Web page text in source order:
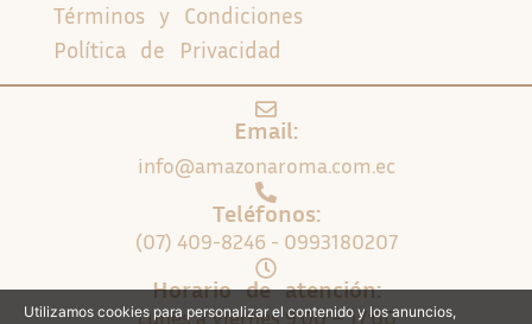
Términos y Condiciones
Política de Privacidad
Email:
info@amazonaroma.com.ec
Teléfonos:
(07) 409-8246 - 0993180207
Horario de atención:
Lunes a Viernes 9:00 – 17:00
Utilizamos cookies para personalizar el contenido y los anuncios,